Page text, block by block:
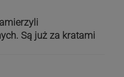
Są już za kratami